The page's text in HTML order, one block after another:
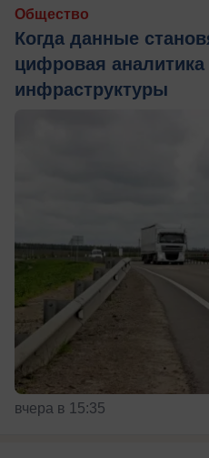
Общество
Когда данные
цифровая
инфраструктуры
вчера в 15:35